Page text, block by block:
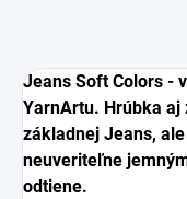
Jeans Soft Colors -
YarnArtu. Hrúbka aj
základnej Jeans,
neuveriteľne
odtiene.